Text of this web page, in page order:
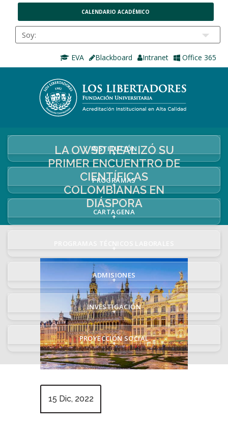
CALENDARIO ACADÉMICO
EVA Blackboard Intranet Office 365
INSTITUCIÓN
+
PROGRAMAS
+
CARTAGENA
+
+
ADMISIONES
+
INVESTIGACIÓN
+
PROYECCIÓN SOCIAL
+
LA OWSD REALIZÓ SU
PRIMER ENCUENTRO DE
CIENTÍFICAS
COLOMBIANAS EN
DIÁSPORA
15 Dic, 2022